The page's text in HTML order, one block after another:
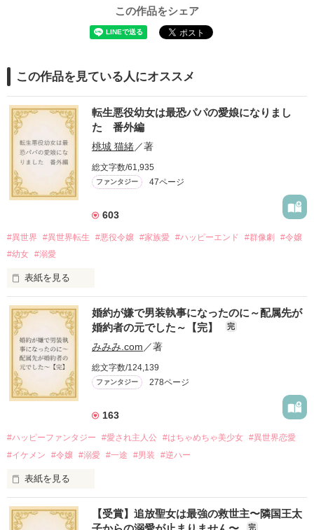
この作品をシェア
この作品を見ている人にオススメ
転生悪役幼女は最恐パパの愛娘になりまし
た 番外編
桃城 猫緒／著
総文字数/61,935
ファンタジー 47ページ
603
#異世界 #異世界転生 #悪役令嬢 #家族愛 #ハッピーエンド #群像劇
#令嬢
#幼女 #溺愛
表紙を見る
『転生悪役幼女は最恐パパの愛娘になりました』
番外編です。
※本編のネタバレを含みます。
2025.9.26
『Petit Chapter3 愛と呼ぶもの』を
2025.10.24
『Petit Chapter4 誰が為のごちそう』を
作品を読む
婚約が嫌で男装執事になったのに～配属先が
婚約者の元でした～【完】
完
みみみ.com／著
総文字数/124,139
ファンタジー 278ページ
163
#ハッピーファンタジー #愛され主人公 #はちゃめちゃ美少女 #異世界恋愛
#イケメン
#令嬢 #溺愛 #一途 #男装 #逆ハー
表紙を見る
＼異世界ラブコメ×ハッピーファンタジー／
【受賞】追放聖女は最強の救世主〜隣国王太
完